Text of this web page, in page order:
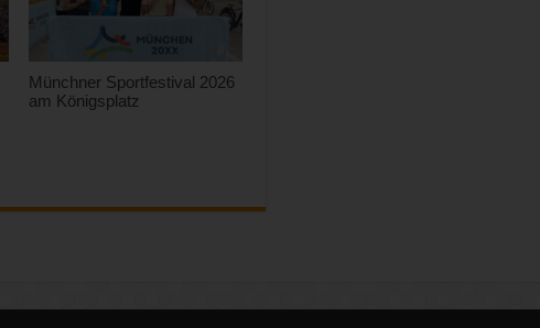
Münchner Sportfestival 2026
am Königsplatz